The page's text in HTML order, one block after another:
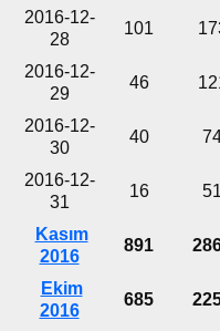
2016-12-
28
101
2016-12-
29
46
2016-12-
30
40
2016-12-
31
16 51
Kasım
2016
891
Ekim
2016
685